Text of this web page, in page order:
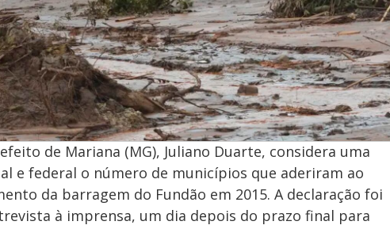
de Mariana (MG), Juliano Duarte, considera uma
e federal o número de municípios que aderiram ao
da barragem do Fundão em 2015. A declaração foi
à imprensa, um dia depois do prazo final para